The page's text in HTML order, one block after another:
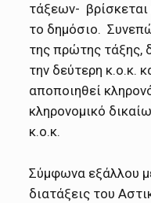
τάξεων- βρίσκεται
το δημόσιο.
της πρώτης τάξης,
την δεύτερη κ.ο.κ.
αποποιηθεί
κληρονομικό
κ.ο.κ.
Σύμφωνα εξάλλου
διατάξεις του